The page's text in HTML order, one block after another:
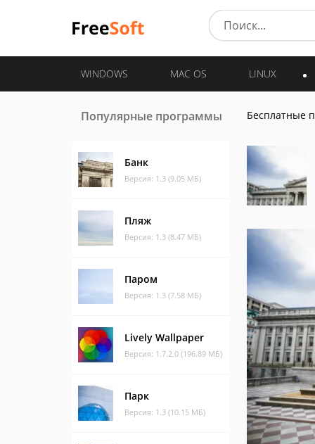
WINDOWS MAC OS LINUX
Популярные программы
Банк
Версия: 1.3 (9.05 МБ)
Пляж
Версия: 1.3 (8.47 МБ)
Паром
Версия: 1.3 (7.58 МБ)
Lively Wallpaper
Версия: 1.7.2.0 (196.89 МБ)
Парк
Версия: 1.3 (10.15 МБ)
Бесплатные